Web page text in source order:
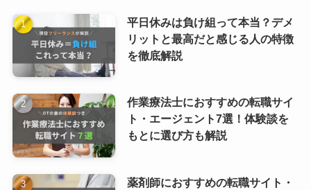
平日休みは負け組って本当？デメ
リットと最高だと感じる人の特徴
を徹底解説
作業療法士におすすめの転職サイ
ト・エージェント7選！体験談を
もとに選び方も解説
薬剤師におすすめの転職サイト・